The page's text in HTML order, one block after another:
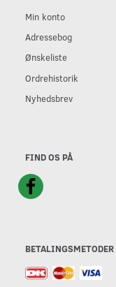
Min konto
Adressebog
Ønskeliste
Ordrehistorik
Nyhedsbrev
FIND OS PÅ
BETALINGSMETODER